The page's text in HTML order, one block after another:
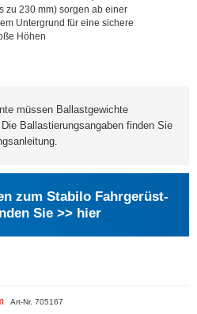
zu 230 mm) sorgen ab einer
Untergrund für eine sichere
Höhen
müssen Ballastgewichte
Ballastierungsangaben finden Sie
zum Stabilo Fahrgerüst-
Sie >> hier
Art-Nr. 705167